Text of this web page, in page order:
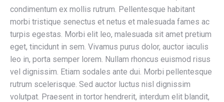
condimentum ex mollis rutrum. Pellentesque habitant
morbi tristique senectus et netus et malesuada fames ac
turpis egestas. Morbi elit leo, malesuada sit amet pretium
eget, tincidunt in sem. Vivamus purus dolor, auctor iaculis
leo in, porta semper lorem. Nullam rhoncus euismod risus
vel dignissim. Etiam sodales ante dui. Morbi pellentesque
rutrum scelerisque. Sed auctor luctus nisl dignissim
volutpat. Praesent in tortor hendrerit, interdum elit blandit,